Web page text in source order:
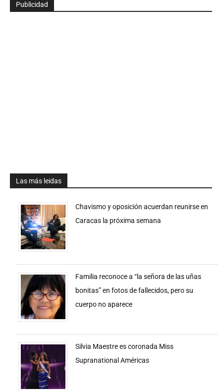
Publicidad
Las más leidas
Chavismo y oposición acuerdan reunirse en
Caracas la próxima semana
Familia reconoce a “la señora de las uñas
bonitas” en fotos de fallecidos, pero su
cuerpo no aparece
Silvia Maestre es coronada Miss
Supranational Américas